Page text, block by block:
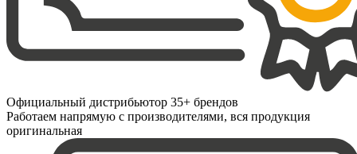
Официальный дистрибьютор 35+ брендов
Работаем напрямую с производителями, вся продукция
оригинальная